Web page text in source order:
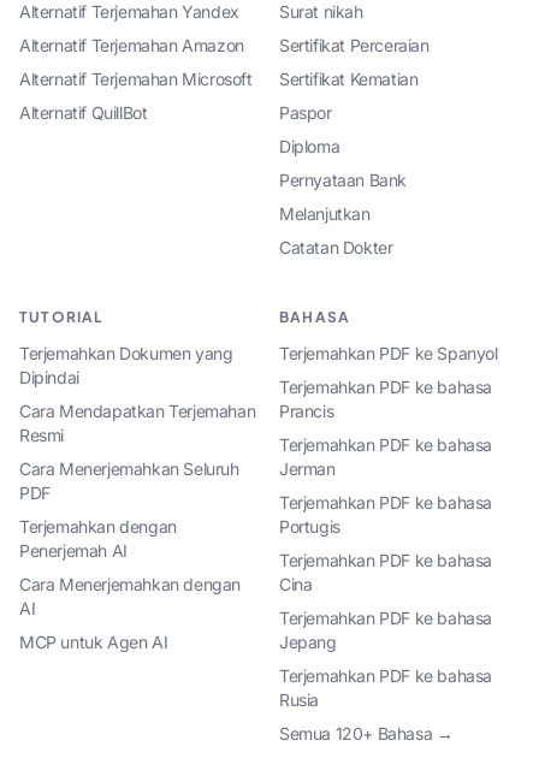
Alternatif Terjemahan Yandex
Alternatif Terjemahan Amazon
Alternatif Terjemahan Microsoft
Alternatif QuillBot
Surat nikah
Sertifikat Perceraian
Sertifikat Kematian
Paspor
Diploma
Pernyataan Bank
Melanjutkan
Catatan Dokter
TUTORIAL
Terjemahkan Dokumen yang
Dipindai
Cara Mendapatkan Terjemahan
Resmi
Cara Menerjemahkan Seluruh
PDF
Terjemahkan dengan
Penerjemah AI
Cara Menerjemahkan dengan
AI
MCP untuk Agen AI
BAHASA
Terjemahkan PDF ke Spanyol
Terjemahkan PDF ke bahasa
Prancis
Terjemahkan PDF ke bahasa
Jerman
Terjemahkan PDF ke bahasa
Portugis
Terjemahkan PDF ke bahasa
Cina
Terjemahkan PDF ke bahasa
Jepang
Terjemahkan PDF ke bahasa
Rusia
Semua 120+ Bahasa →